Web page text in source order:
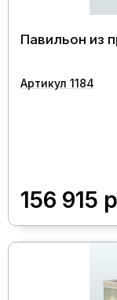
Павильон из
Артикул 1184
156 915